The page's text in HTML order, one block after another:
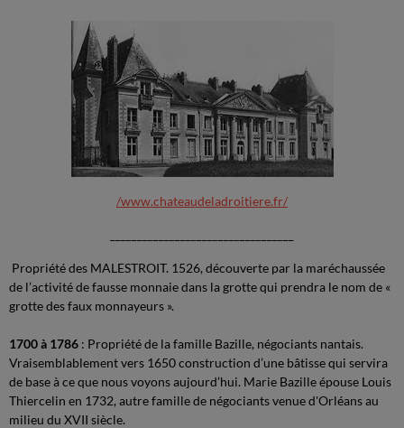
/www.chateaudeladroitiere.fr/
Propriété des MALESTROIT. 1526, découverte par la maréchaussée
de l’activité de fausse monnaie dans la grotte qui prendra le nom de «
grotte des faux monnayeurs ».
1700 à 1786 : Propriété de la famille Bazille, négociants nantais.
Vraisemblablement vers 1650 construction d’une bâtisse qui servira
de base à ce que nous voyons aujourd’hui. Marie Bazille épouse Louis
Thiercelin en 1732, autre famille de négociants venue d'Orléans au
milieu du XVII siècle.